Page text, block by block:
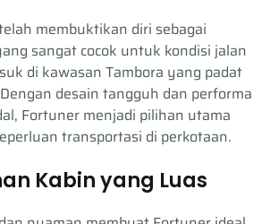
membuktikan diri sebagai
sangat cocok untuk kondisi jalan
di kawasan Tambora yang padat
desain tangguh dan performa
Fortuner menjadi pilihan utama
transportasi di perkotaan.
Kabin yang Luas